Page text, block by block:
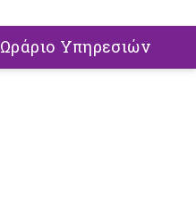
Ωράριο Υπηρεσιών